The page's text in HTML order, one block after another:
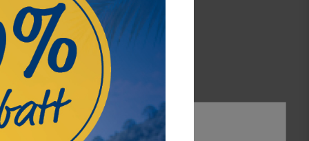
Funktionalität und vor allem eine
Merkmale unserer Serie NERA. Die genarbte
verleihen jeder Kassette einen
ist mit einem hochwertigen Veloursflock
Alle akzeptieren